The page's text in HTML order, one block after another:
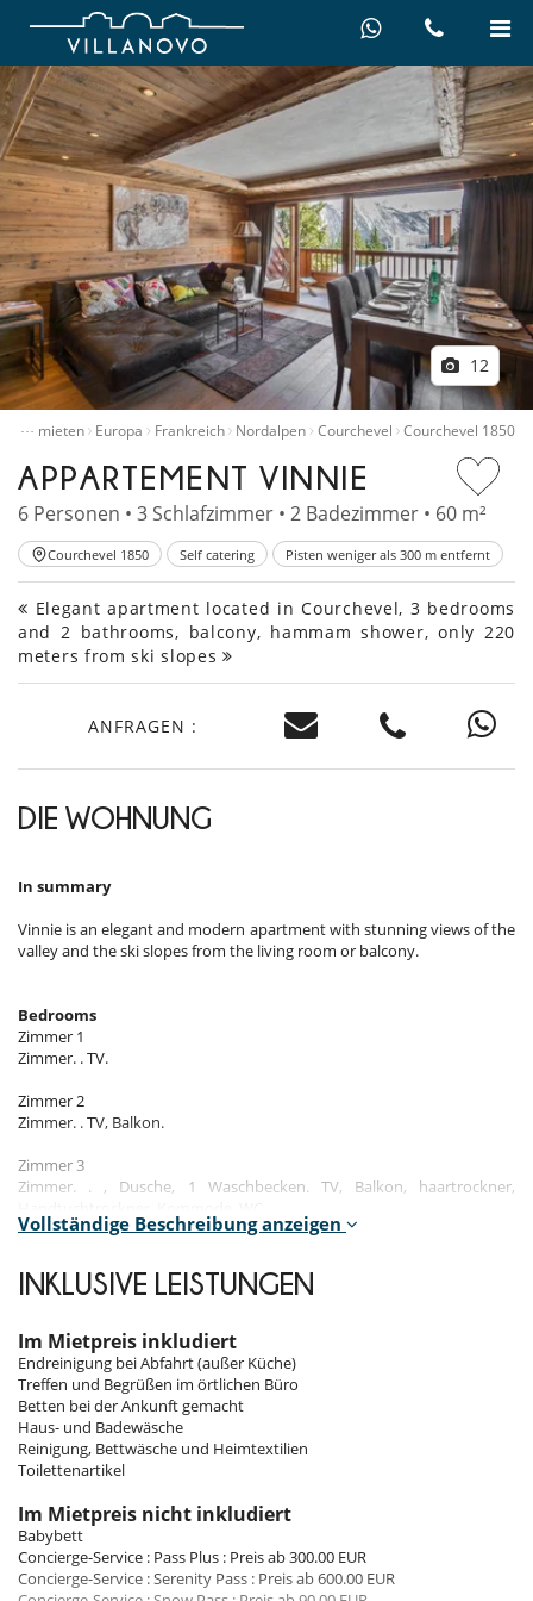
12
… mieten Europa Frankreich Nordalpen Courchevel Courchevel 1850
APPARTEMENT VINNIE
6 Personen • 3 Schlafzimmer • 2 Badezimmer • 60 m²
Courchevel 1850 Self catering Pisten weniger als 300 m entfernt
Elegant apartment located in Courchevel, 3 bedrooms
and 2 bathrooms, balcony, hammam shower, only 220
meters from ski slopes
ANFRAGEN :
DIE WOHNUNG
In summary
Vinnie is an elegant and modern apartment with stunning views of the
valley and the ski slopes from the living room or balcony.
Bedrooms
Zimmer 1
Zimmer. . TV.
Zimmer 2
Zimmer. . TV, Balkon.
Zimmer 3
Zimmer. . , Dusche, 1 Waschbecken. TV, Balkon, haartrockner,
Indoors
Balcony
Open kitchen
Living room
Location
A resort that brings together all the atmospheres of rental properties
that one naturally seeks for its ski holidays and which goes beyond
Distance from the center: 200 m
Distance to slopes: 220 m
Distance to ski / mountain lift: 220 m
Distance from ski schools: 220 m
Ski lift: Snow Front / Snow Front
Vollständige Beschreibung anzeigen
INKLUSIVE LEISTUNGEN
Im Mietpreis inkludiert
Endreinigung bei Abfahrt (außer Küche)
Treffen und Begrüßen im örtlichen Büro
Betten bei der Ankunft gemacht
Haus- und Badewäsche
Reinigung, Bettwäsche und Heimtextilien
Toilettenartikel
Im Mietpreis nicht inkludiert
Babybett
Concierge-Service : Pass Plus : Preis ab 300.00 EUR
Concierge-Service : Serenity Pass : Preis ab 600.00 EUR